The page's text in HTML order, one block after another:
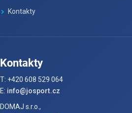
Kontakty
Kontakty
T: +420 608 529 064
E: info@josport.cz
DOMAJ s.r.o.,